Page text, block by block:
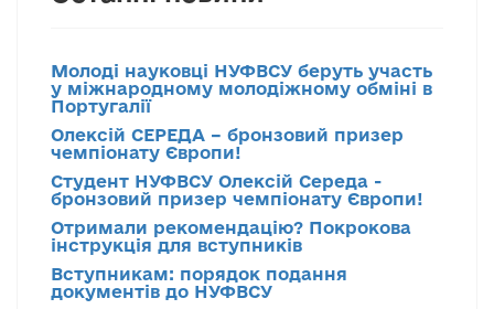
Молоді науковці НУФВСУ беруть участь
у міжнародному молодіжному обміні в
Португалії
Олексій СЕРЕДА – бронзовий призер
чемпіонату Європи!
Студент НУФВСУ Олексій Середа -
бронзовий призер чемпіонату Європи!
Отримали рекомендацію? Покрокова
інструкція для вступників
Вступникам: порядок подання
документів до НУФВСУ